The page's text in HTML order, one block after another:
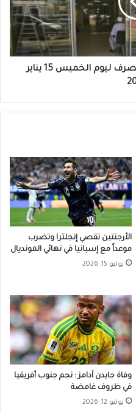
بنك الخرطوم يعلن أسعار الصرف ليوم الخميس 15 يناير
الأرجنتين تقصي إنجلترا وتضرب
موعداً مع إسبانيا في نهائي المونديال
يوليو 15, 2026
وفاة جايدن آدامز : نجم جنوب أفريقيا
في ظروف غامضة
يوليو 12, 2026